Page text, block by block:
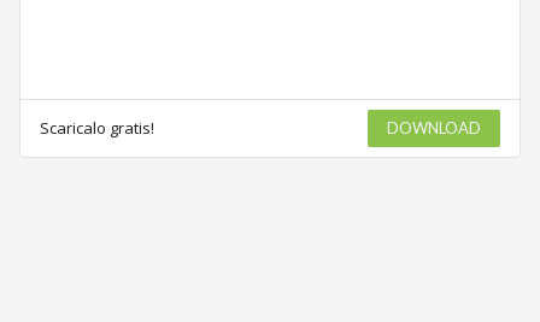
Scaricalo gratis! DOWNLOAD